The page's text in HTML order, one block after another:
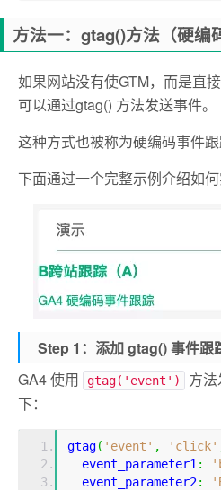
方法一：gtag()方法（硬编
如果网站没有使GTM，而是直
可以通过gtag() 方法发送事件。
这种方式也被称为硬编码事件跟
下面通过一个完整示例介绍如何
Step 1：添加 gtag() 事件跟
GA4 使用
gtag('event')
方
下：
gtag( 'event' , 'click'
  event_parameter1
:
  event_parameter2
: